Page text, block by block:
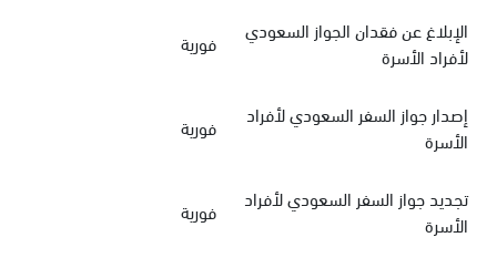
الإبلاغ عن فقدان الجواز السعودي
لأفراد الأسرة
فورية
‏إصدار جواز السفر السعودي‏‏ لأفراد
الأسرة
فورية
‏تجديد جواز السفر السعودي‏ لأفراد
الأسرة
فورية